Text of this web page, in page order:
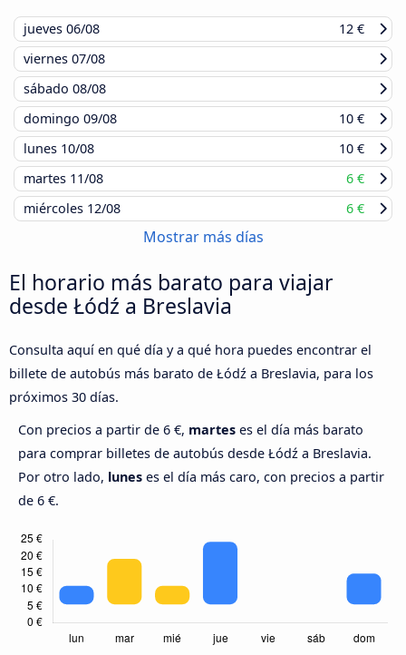
jueves 06/08
12 €
viernes 07/08
sábado 08/08
domingo 09/08
10 €
lunes 10/08
10 €
martes 11/08
6 €
miércoles 12/08 6 €
Mostrar más días
El horario más barato para viajar
desde Łódź a Breslavia
Consulta aquí en qué día y a qué hora puedes encontrar el
billete de autobús más barato de Łódź a Breslavia, para los
próximos 30 días.
Con precios a partir de 6 €, martes es el día más barato
para comprar billetes de autobús desde Łódź a Breslavia.
Por otro lado, lunes es el día más caro, con precios a partir
de 6 €.